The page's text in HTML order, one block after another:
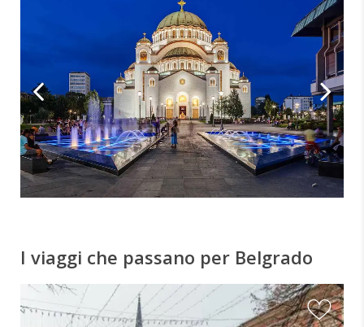
I viaggi che passano per Belgrado